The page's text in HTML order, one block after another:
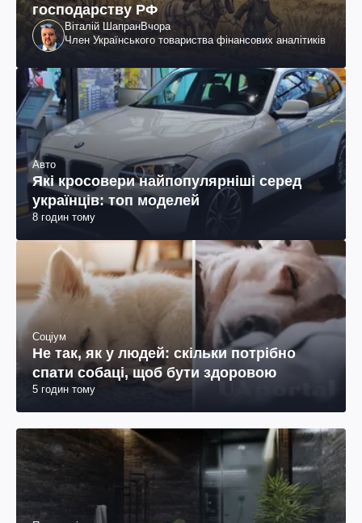
господарству РФ
Віталій ШапранВчора
Член Українського товариства фінансових аналітиків
Авто
Які кросовери найпопулярніші серед
українців: топ моделей
8 годин тому
Соціум
Не так, як у людей: скільки потрібно
спати собаці, щоб бути здоровою
5 годин тому